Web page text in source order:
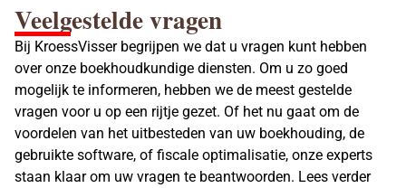
Veelgestelde vragen
Bij KroessVisser begrijpen we dat u vragen kunt hebben
over onze boekhoudkundige diensten. Om u zo goed
mogelijk te informeren, hebben we de meest gestelde
vragen voor u op een rijtje gezet. Of het nu gaat om de
voordelen van het uitbesteden van uw boekhouding, de
gebruikte software, of fiscale optimalisatie, onze experts
staan klaar om uw vragen te beantwoorden. Lees verder